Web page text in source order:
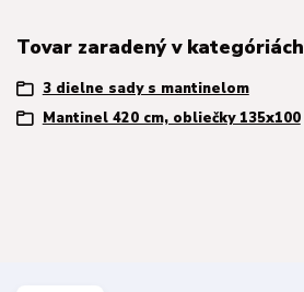
Tovar zaradený v kategóriách
3 dielne sady s mantinelom
Mantinel 420 cm, obliečky 135x100